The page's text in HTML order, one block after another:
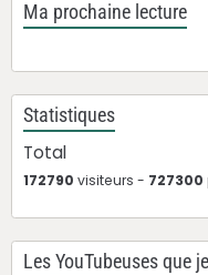
Ma prochaine lecture
Statistiques
Total
172790 visiteurs - 727300
Les YouTubeuses que